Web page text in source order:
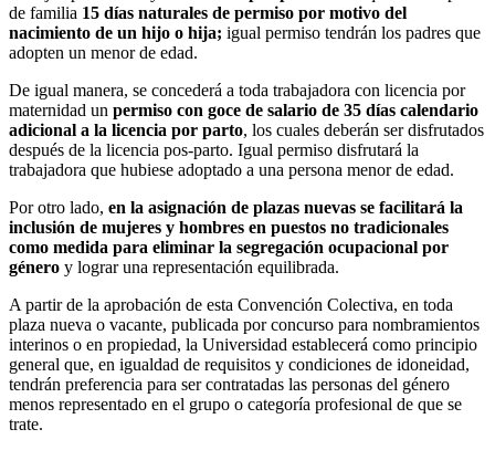
de familia 15 días naturales de permiso por motivo del
nacimiento de un hijo o hija; igual permiso tendrán los padres que
adopten un menor de edad.
De igual manera, se concederá a toda trabajadora con licencia por
maternidad un permiso con goce de salario de 35 días calendario
adicional a la licencia por parto, los cuales deberán ser disfrutados
después de la licencia pos-parto. Igual permiso disfrutará la
trabajadora que hubiese adoptado a una persona menor de edad.
Por otro lado, en la asignación de plazas nuevas se facilitará la
inclusión de mujeres y hombres en puestos no tradicionales
como medida para eliminar la segregación ocupacional por
género y lograr una representación equilibrada.
A partir de la aprobación de esta Convención Colectiva, en toda
plaza nueva o vacante, publicada por concurso para nombramientos
interinos o en propiedad, la Universidad establecerá como principio
general que, en igualdad de requisitos y condiciones de idoneidad,
tendrán preferencia para ser contratadas las personas del género
menos representado en el grupo o categoría profesional de que se
trate.